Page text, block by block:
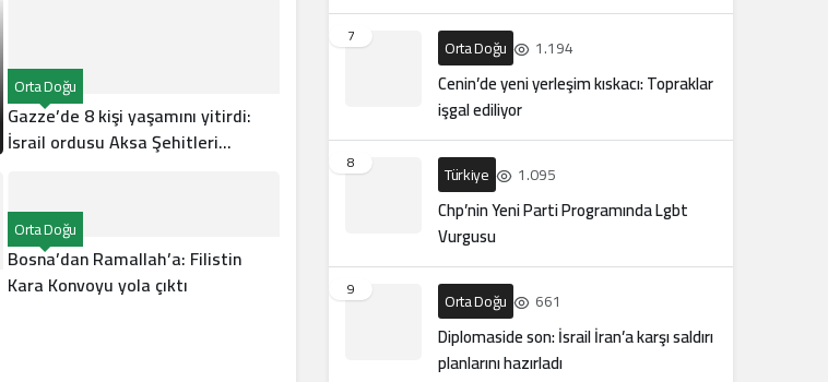
Orta Doğu
Gazze’de 8 kişi yaşamını yitirdi:
İsrail ordusu Aksa Şehitleri
Orta Doğu
Bosna’dan Ramallah’a: Filistin
Kara Konvoyu yola çıktı
7 Orta Doğu 1.194
Cenin’de yeni yerleşim kıskacı: Topraklar
işgal ediliyor
8 Türkiye 1.095
Chp’nin Yeni Parti Programında Lgbt
Vurgusu
9 Orta Doğu 661
Diplomaside son: İsrail İran’a karşı saldırı
planlarını hazırladı